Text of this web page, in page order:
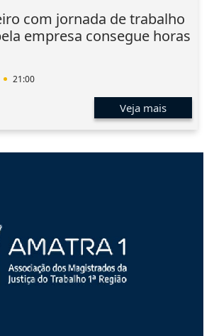
com jornada de trabalho
empresa consegue horas
21:00
Veja mais